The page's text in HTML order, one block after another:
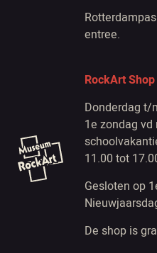
entree.
RockArt Shop
Donderdag t/
1e zondag
11.00 tot
Gesloten op
De shop is